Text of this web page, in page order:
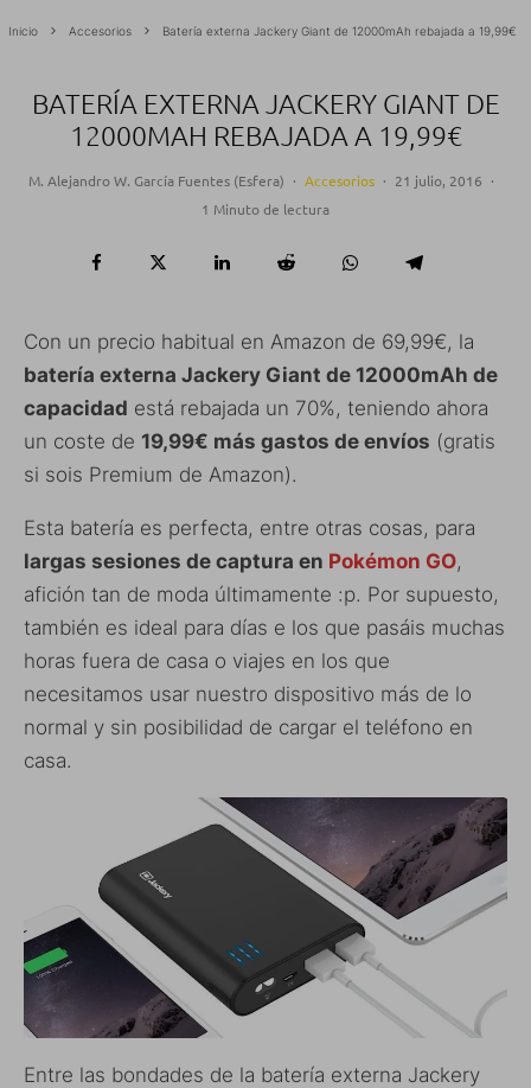
Inicio Accesorios Batería externa Jackery Giant de 12000mAh rebajada a 19,99€
BATERÍA EXTERNA JACKERY GIANT DE
12000MAH REBAJADA A 19,99€
M. Alejandro W. García Fuentes (Esfera) · Accesorios · 21 julio, 2016 ·
1 Minuto de lectura
Con un precio habitual en Amazon de 69,99€, la
batería externa Jackery Giant de 12000mAh de
capacidad está rebajada un 70%, teniendo ahora
un coste de 19,99€ más gastos de envíos (gratis
si sois Premium de Amazon).
Esta batería es perfecta, entre otras cosas, para
largas sesiones de captura en Pokémon GO,
afición tan de moda últimamente :p. Por supuesto,
también es ideal para días e los que pasáis muchas
horas fuera de casa o viajes en los que
necesitamos usar nuestro dispositivo más de lo
normal y sin posibilidad de cargar el teléfono en
casa.
Entre las bondades de la batería externa Jackery